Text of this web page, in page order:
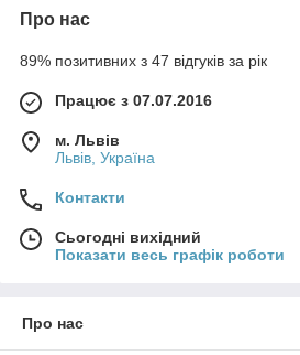
Про нас
89% позитивних з 47 відгуків за рік
Працює з 07.07.2016
м. Львів
Львів, Україна
Контакти
Сьогодні вихідний
Показати весь графік роботи
Про нас